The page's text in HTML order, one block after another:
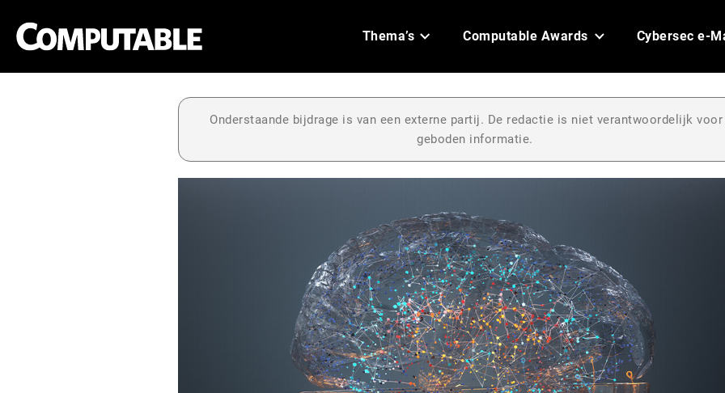
Thema’s Computable Awards Cybersec e-
Onderstaande bijdrage is van een externe partij. De redactie is niet verantwoordelijk voor
geboden informatie.